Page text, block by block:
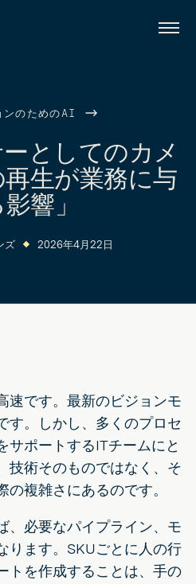
メ
ンのためのAI
ーとしてのカメ
生が業務に与
響」
ズ 2026年4月22日
速です。最新のビジョンモ
す。しかし、多くのプロセ
サポートするITチームにと
技術そのものではなく、そ
複雑さにあるのです。
、必要なパイプライン、モ
ります。SKUごとに人の行
トを作成することは、手の